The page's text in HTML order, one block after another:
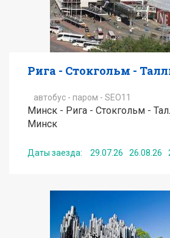
Рига - Стокгольм -
автобус - паром - SEO11
Минск - Рига - Стокгольм -
Минск
Даты заезда: 29.07.26 26.08.26
Подробнее